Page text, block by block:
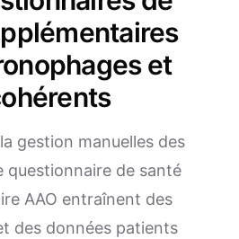
et
gestion manuelles des
questionnaire de santé
AAO entraînent des
des données patients